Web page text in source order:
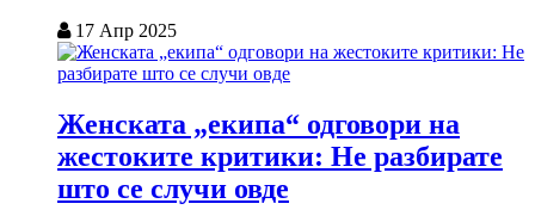
17 Апр 2025
Женската „екипа“ одговори на
жестоките критики: Не разбирате
што се случи овде